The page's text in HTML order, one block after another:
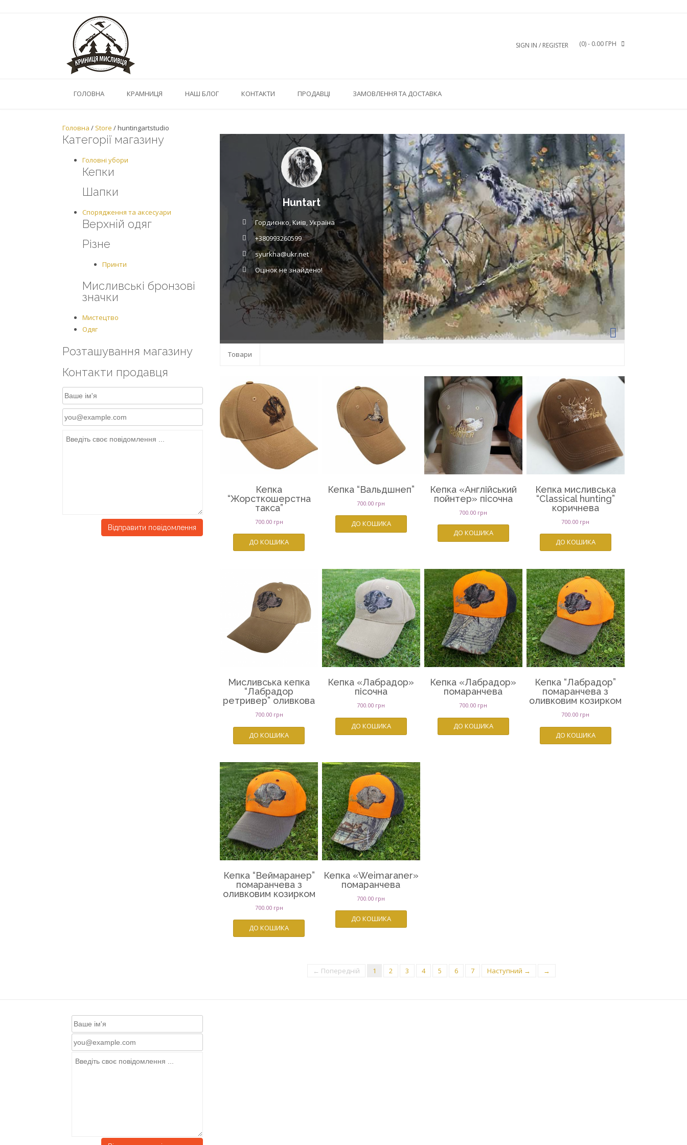
SIGN IN / REGISTER (0)- 0.00 ГРН
ГОЛОВНА КРАМНИЦЯ НАШ БЛОГ КОНТАКТИ ПРОДАВЦІ ЗАМОВЛЕННЯ ТА ДОСТАВКА
Головна / Store / huntingartstudio
Категорії магазину
Головні убори
Кепки
Шапки
Спорядження та аксесуари
Верхнiй одяг
Різне
Принти
Мисливські бронзові
значки
Мистецтво
Одяг
Розташування магазину
Контакти продавця
Huntart
Гордиєнко, Киів, Україна
+380993260599
syurkha@ukr.net
Оцінок не знайдено!
Товари
Кепка
“Жорсткошерстна
такса”
700.00 грн
ДО КОШИКА
Кепка “Вальдшнеп”
700.00 грн
ДО КОШИКА
Кепка «Англійський
пойнтер» пісочна
700.00 грн
ДО КОШИКА
Кепка мисливська
“Сlassical hunting”
коричнева
700.00 грн
ДО КОШИКА
Мисливська кепка
“Лабрадор
ретривер” оливкова
700.00 грн
ДО КОШИКА
Кепка «Лабрадор»
пісочна
700.00 грн
ДО КОШИКА
Кепка «Лабрадор»
помаранчева
700.00 грн
ДО КОШИКА
Кепка “Лабрадор”
помаранчева з
оливковим козирком
700.00 грн
ДО КОШИКА
Кепка “Веймаранер”
помаранчева з
оливковим козирком
700.00 грн
ДО КОШИКА
Кепка «Weimaraner»
помаранчева
700.00 грн
ДО КОШИКА
← Попередній 1 2 3 4 5 6 7 Наступний → →